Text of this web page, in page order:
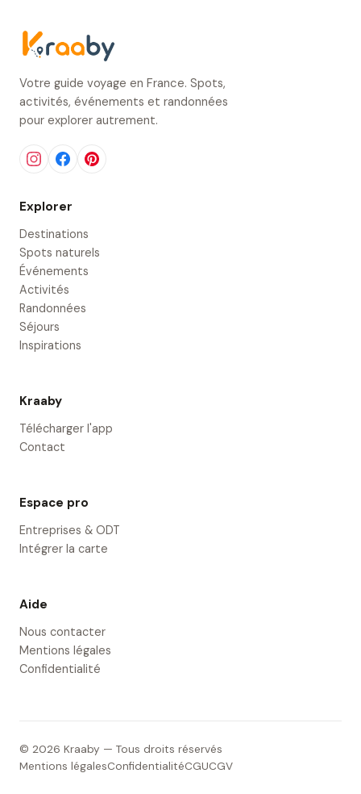
Votre guide voyage en France. Spots,
activités, événements et randonnées
pour explorer autrement.
Explorer
Destinations
Spots naturels
Événements
Activités
Randonnées
Séjours
Inspirations
Kraaby
Télécharger l'app
Contact
Espace pro
Entreprises & ODT
Intégrer la carte
Aide
Nous contacter
Mentions légales
Confidentialité
© 2026 Kraaby — Tous droits réservés
Mentions légalesConfidentialitéCGUCGV